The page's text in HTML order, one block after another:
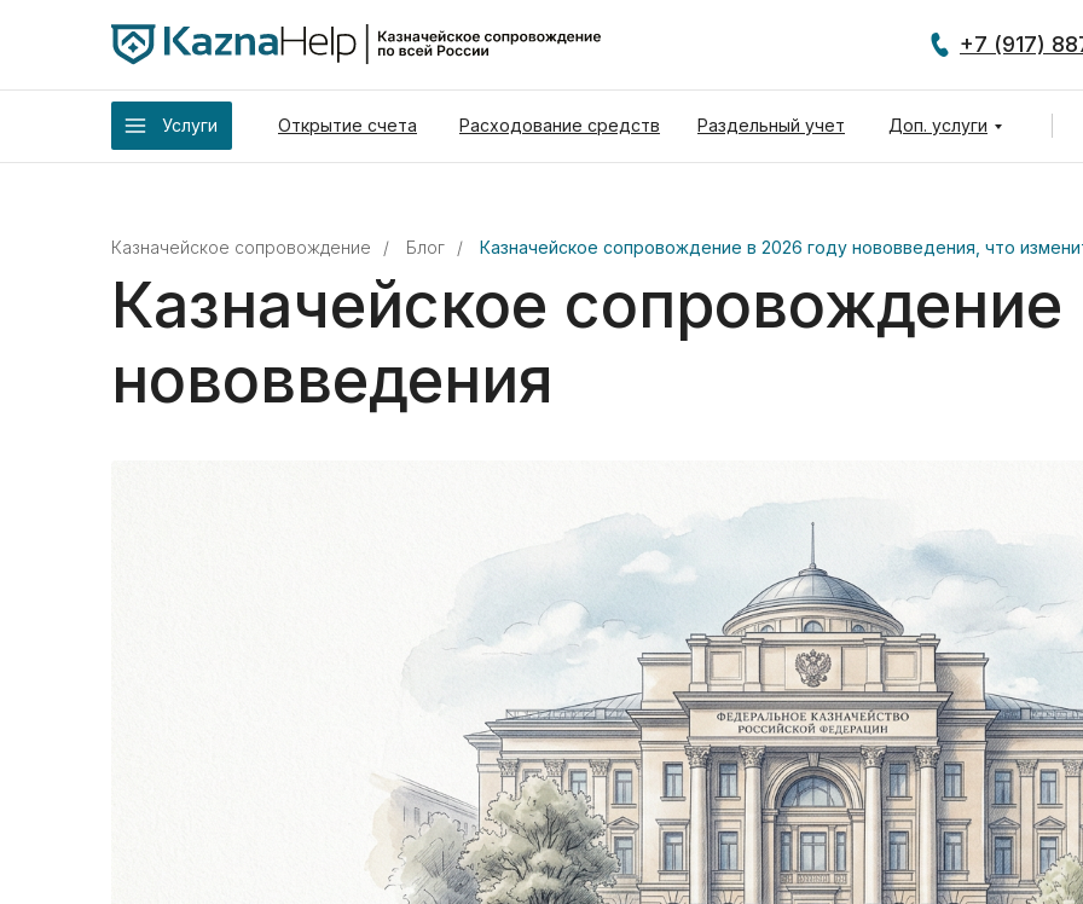
+7 (917)
Услуги Открытие счета Расходование средств Раздельный учет Доп. услуги
Казначейское сопровождение / Блог / Казначейское сопровождение в 2026 году нововведения, что
Казначейское
нововведения